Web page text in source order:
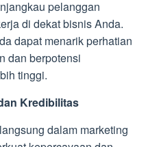
pelanggan
di dekat bisnis Anda.
dapat menarik perhatian
dan berpotensi
tinggi.
Kredibilitas
dalam marketing